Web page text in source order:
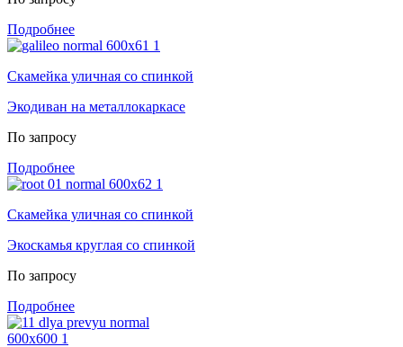
Подробнее
Скамейка уличная со спинкой
Экодиван на металлокаркасе
По запросу
Подробнее
Скамейка уличная со спинкой
Экоскамья круглая со спинкой
По запросу
Подробнее